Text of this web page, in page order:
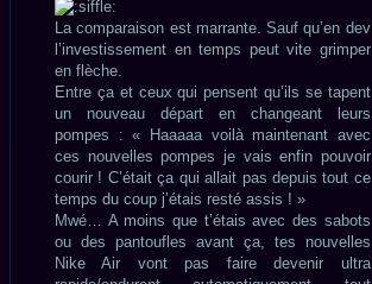
La comparaison est marrante. Sauf qu’en dev
l’investissement en temps peut vite grimper
en flèche.
Entre ça et ceux qui pensent qu’ils se tapent
un nouveau départ en changeant leurs
pompes : « Haaaaa voilà maintenant avec
ces nouvelles pompes je vais enfin pouvoir
courir ! C’était ça qui allait pas depuis tout ce
temps du coup j’étais resté assis ! »
Mwé… A moins que t’étais avec des sabots
ou des pantoufles avant ça, tes nouvelles
Nike Air vont pas faire devenir ultra